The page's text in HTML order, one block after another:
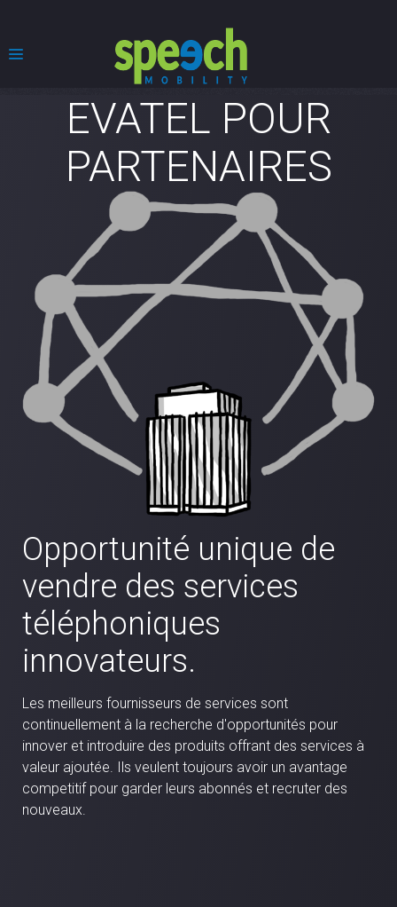
EVATEL POUR
PARTENAIRES
Opportunité unique de
vendre des services
téléphoniques
innovateurs.
Les meilleurs fournisseurs de services sont
continuellement à la recherche d'opportunités pour
innover et introduire des produits offrant des services à
valeur ajoutée. Ils veulent toujours avoir un avantage
competitif pour garder leurs abonnés et recruter des
nouveaux.